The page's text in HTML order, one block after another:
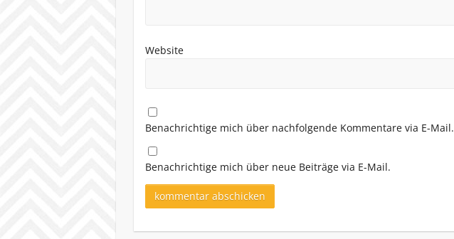
Website
Benachrichtige mich über nachfolgende Kommentare via E-Mail.
Benachrichtige mich über neue Beiträge via E-Mail.